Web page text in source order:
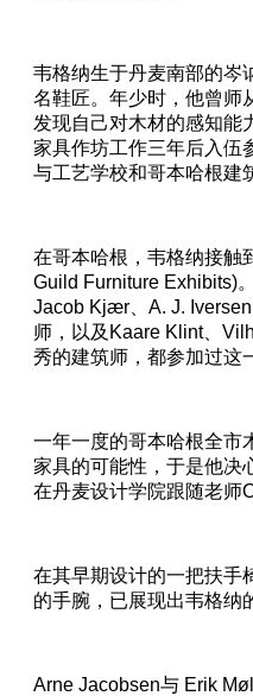
韦格纳生于丹麦南部的岑
名鞋匠。年少时，他曾师
发现自己对木材的感知能
家具作坊工作三年后入伍
与工艺学校和哥本哈根建
在哥本哈根，韦格纳接触
Guild Furniture Exhibits)
Jacob Kjær、A. J.
师，以及Kaare Klint、
秀的建筑师，都参加过这
一年一度的哥本哈根全市
家具的可能性，于是他决
在丹麦设计学院跟随老师
在其早期设计的一把扶手
的手腕，已展现出韦格纳
Arne Jacobsen与 Erik